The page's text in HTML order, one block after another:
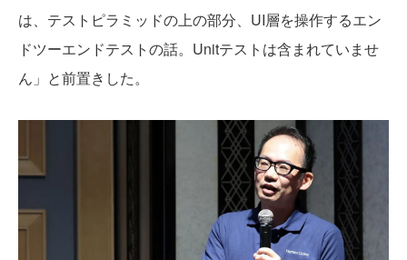
は、テストピラミッドの上の部分、UI層を操作するエン
ドツーエンドテストの話。Unitテストは含まれていませ
ん」と前置きした。